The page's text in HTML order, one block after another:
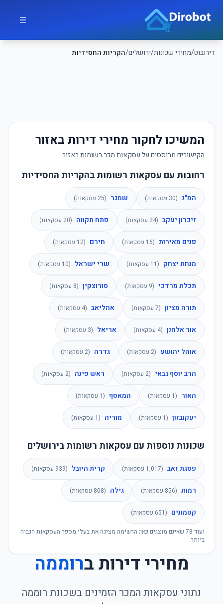
דירובוט/מחירי שכונות/ירושלים/הקריות החסידיות
דירובוט
המשיכו לחקור מחירי דירות באזור
הקישורים מבוססים על עסקאות מכר רשומות באזור.
רחובות עם עסקאות רשומות בהקריות החסידיות
המ"ג (
30 עסקאות) שמגר (
25 עסקאות)
זיכרון יעקב (
24 עסקאות) פתח תקווה (
20 עסקאות)
פנים מאירות (
16 עסקאות) חירם (
12 עסקאות)
מנחת יצחק (
11 עסקאות) שרי ישראל (
10 עסקאות)
תכלת מרדכי (
9 עסקאות) סורוצקין (
8 עסקאות)
תורה מציון (
7 עסקאות) אהליאב (
4 עסקאות)
אור אלחנן (
4 עסקאות) אריאל (
3 עסקאות)
אוהל יהושע (
2 עסקאות) גדרה (
2 עסקאות)
הרב יוסף גבאי (
2 עסקאות) ראש פינה (
2 עסקאות)
האור (
1 עסקאות) המאסף (
1 עסקאות)
יעקובזון (
1 עסקאות) מוריה (
1 עסקאות)
שכונות נוספות עם עסקאות רשומות בירושלים
פסגת זאב (
1,017 עסקאות) קרית היובל (
939 עסקאות)
רמות (
856 עסקאות) גילה (
808 עסקאות)
קטמונים (
651 עסקאות)
ועוד 78 שאינם מוצגים כאן; הרשימה מציגה את בעלי מספר העסקאות הגבוה
ביותר.
מחירי דירות ברוממה
נתוני עסקאות המכר הזמינים בשכונת רוממה